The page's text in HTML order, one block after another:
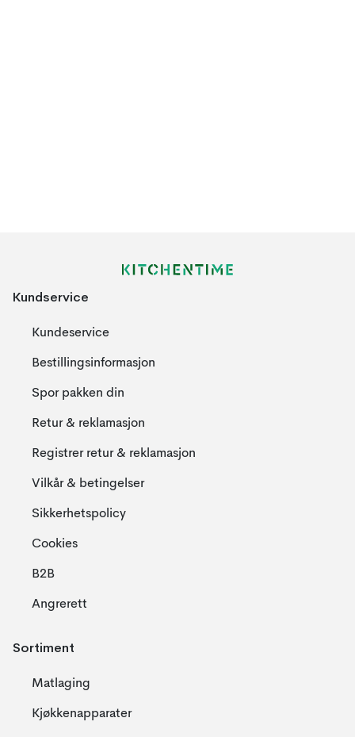
Kundservice
Kundeservice
Bestillingsinformasjon
Spor pakken din
Retur & reklamasjon
Registrer retur & reklamasjon
Vilkår & betingelser
Sikkerhetspolicy
Cookies
B2B
Angrerett
Sortiment
Matlaging
Kjøkkenapparater